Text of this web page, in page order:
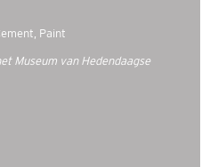
Paint
Museum van Hedendaagse